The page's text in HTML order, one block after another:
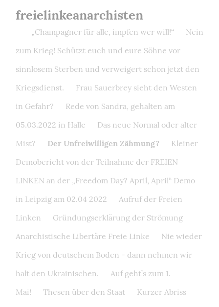
freielinkeanarchisten
„Champagner für alle, impfen wer will!“
Nein
zum Krieg! Schützt euch und eure Söhne vor
sinnlosem Sterben und verweigert schon jetzt den
Kriegsdienst.
Frau Sauerbrey sieht den Westen
in Gefahr?
Rede von Sandra, gehalten am
05.03.2022 in Halle
Das neue Normal oder alter
Mist?
Der Unfreiwilligen Zähmung?
Kleiner
Demobericht von der Teilnahme der FREIEN
LINKEN an der „Freedom Day? April, April“ Demo
in Leipzig am 02.04 2022
Aufruf der Freien
Linken
Gründungserklärung der Strömung
Anarchistische Libertäre Freie Linke
Nie wieder
Krieg von deutschem Boden - dann nehmen wir
halt den Ukrainischen.
Auf geht’s zum 1.
Mai!
Thesen über den Staat
Kurzer Abriss